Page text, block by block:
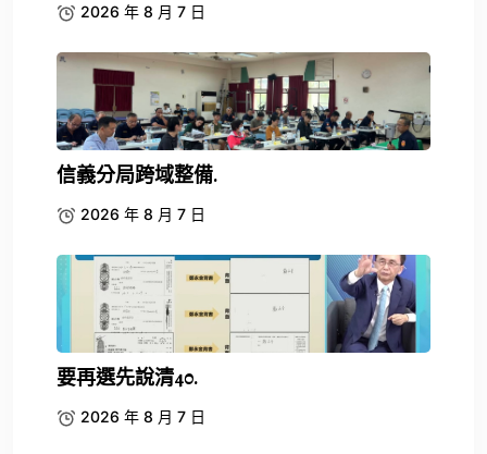
2026 年 8 月 7 日
信義分局跨域整備.
2026 年 8 月 7 日
要再選先說清40.
2026 年 8 月 7 日